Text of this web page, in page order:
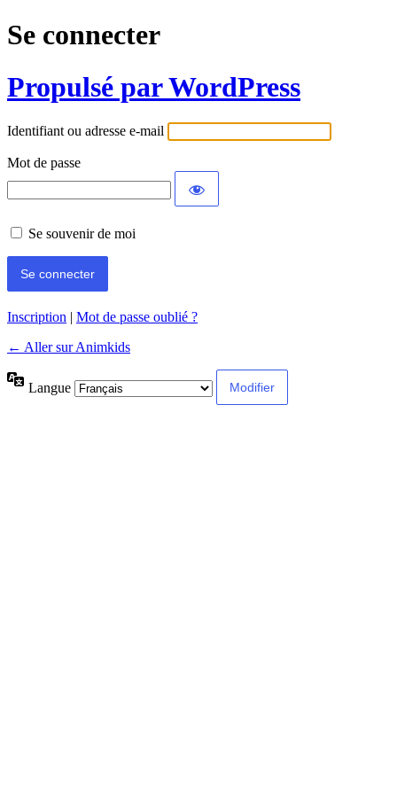
Se connecter
Propulsé par WordPress
Identifiant ou adresse e-mail
Mot de passe
Se souvenir de moi
Inscription | Mot de passe oublié ?
← Aller sur Animkids
Langue